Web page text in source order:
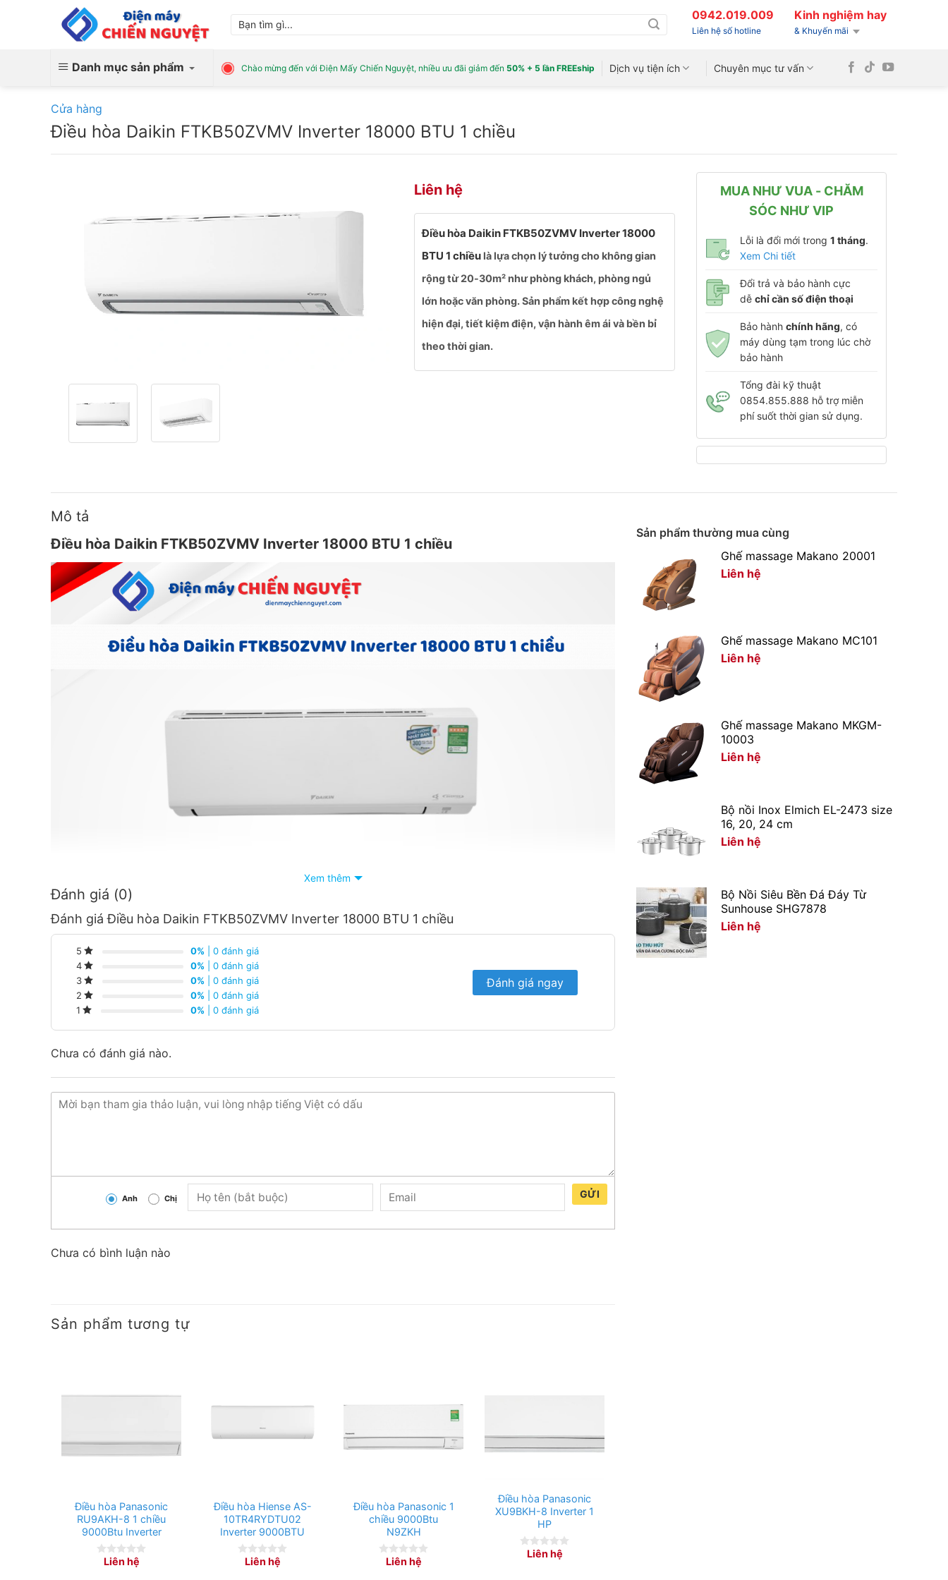
kiếm:
0942.019.009
Liên hệ số hotline
Kinh nghiệm hay
& Khuyến mãi
Danh mục sản phẩm Chào mừng đến với Điện Mấy Chiến Nguyệt, nhiều ưu đãi giảm đến 50% + 5 lần FREEship Dịch vụ tiện ích Chuyên mục tư vấn
Cửa hàng
Điều hòa Daikin FTKB50ZVMV Inverter 18000 BTU 1 chiều
Liên hệ
Điều hòa Daikin FTKB50ZVMV Inverter 18000
BTU 1 chiềulà lựa chọn lý tưởng cho không gian
rộng từ 20-30m² như phòng khách, phòng ngủ
lớn hoặc văn phòng. Sản phẩm kết hợp công nghệ
hiện đại, tiết kiệm điện, vận hành êm ái và bền bỉ
theo thời gian.
MUA NHƯ VUA - CHĂM
SÓC NHƯ VIP
Lỗi là đổi mới trong 1 tháng.
Xem Chi tiết
Đổi trả và bảo hành cực
dễ chỉ cần số điện thoại
Bảo hành chính hãng, có
máy dùng tạm trong lúc chờ
bảo hành
Tổng đài kỹ thuật
0854.855.888 hỗ trợ miễn
phí suốt thời gian sử dụng.
Mô tả
Điều hòa Daikin FTKB50ZVMV Inverter 18000 BTU 1 chiều
Làm lạnh hiệu quả, tiết kiệm điện, vận hành bền bỉ
1. Thiết kế thanh lịch, tinh tế
Điều hòa Daikin FTKB50ZVMV sở hữu thiết kế hiện đại với đường nét bo tròn mềm mại ở cạnh bên, mặt
trắng nhám thanh lịch kết hợp với viền miệng gió tinh tế. Sự kết hợp này mang lại vẻ ngoài sang trọng,
phù hợp với nhiều không gian nội thất, tạo điểm nhấn thẩm mỹ cho căn phòng.
Xem thêm
Đánh giá (0)
Đánh giá Điều hòa Daikin FTKB50ZVMV Inverter 18000 BTU 1 chiều
5 0% | 0 đánh giá
4
0% | 0 đánh giá
3
0% | 0 đánh giá
2
0% | 0 đánh giá
1
0% | 0 đánh giá
Đánh giá ngay
Chưa có đánh giá nào.
Anh Chị GỬI
Chưa có bình luận nào
Sản phẩm tương tự
Điều hòa Panasonic
RU9AKH-8 1 chiều
9000Btu Inverter
Liên hệ
Điều hòa Hiense AS-
10TR4RYDTU02
Inverter 9000BTU
Liên hệ
Điều hòa Panasonic 1
chiều 9000Btu
N9ZKH
Liên hệ
Điều hòa Panasonic
XU9BKH-8 Inverter 1
HP
Liên hệ
Sản phẩm thường mua cùng
Ghế massage Makano 20001
Liên hệ
Ghế massage Makano MC101
Liên hệ
Ghế massage Makano MKGM-
10003
Liên hệ
Bộ nồi Inox Elmich EL-2473 size
16, 20, 24 cm
Liên hệ
Bộ Nồi Siêu Bền Đá Đáy Từ
Sunhouse SHG7878
Liên hệ